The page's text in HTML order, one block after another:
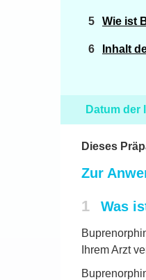
Wie ist
Inhalt
Datum der
Dieses
Zur
1 Was
Ihrem Arzt